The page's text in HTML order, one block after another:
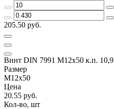
205.50 руб.
Винт DIN 7991 M12х50 к.п. 10,9
Размер
M12х50
Цена
20.55 руб.
Кол-во, шт